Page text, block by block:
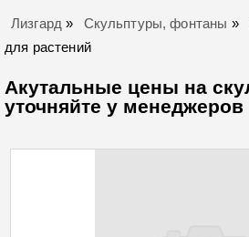
Лизгард » Скульптуры, фонтаны »
для растений
Акутальные цены на
уточняйте у менеджеров